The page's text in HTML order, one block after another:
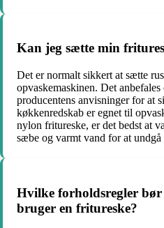
Kan jeg sætte min
Det er normalt sikkert at sætte
opvaskemaskinen. Det
producentens anvisninger for at
køkkenredskab er egnet til
nylon fritureske, er det bedst at
sæbe og varmt vand for at undgå
Hvilke forholdsregler bør
bruger en fritureske?